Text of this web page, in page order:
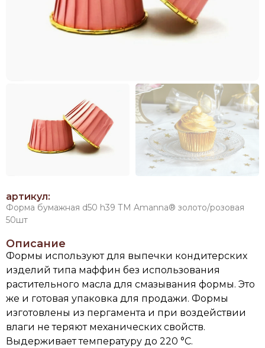
артикул:
Форма бумажная d50 h39 ТМ Amanna® золото/розовая
50шт
Описание
Формы используют для выпечки кондитерских
изделий типа маффин без использования
растительного масла для смазывания формы. Это
же и готовая упаковка для продажи. Формы
изготовлены из пергамента и при воздействии
влаги не теряют механических свойств.
Выдерживает температуру до 220 °C.